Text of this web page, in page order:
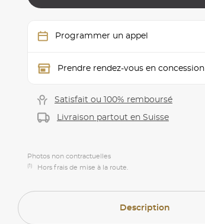
Programmer un appel
Prendre rendez-vous en concession
Satisfait ou 100% remboursé
Livraison partout en Suisse
Photos non contractuelles
(1) Hors frais de mise à la route.
Description